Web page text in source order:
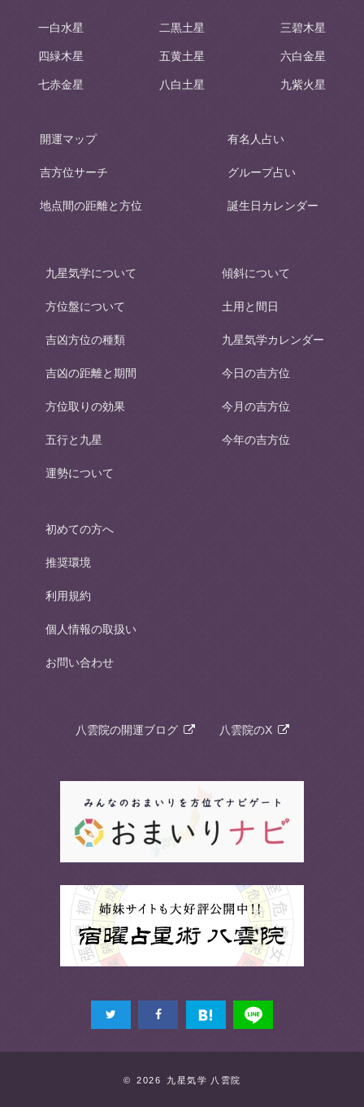
一白水星 二黒土星 三碧木星
四緑木星 五黄土星 六白金星
七赤金星 八白土星 九紫火星
開運マップ
吉方位サーチ
地点間の距離と方位
有名人占い
グループ占い
誕生日カレンダー
九星気学について
方位盤について
吉凶方位の種類
吉凶の距離と期間
方位取りの効果
五行と九星
運勢について
傾斜について
土用と間日
九星気学カレンダー
今日の吉方位
今月の吉方位
今年の吉方位
初めての方へ
推奨環境
利用規約
個人情報の取扱い
お問い合わせ
八雲院の開運ブログ 八雲院のX
© 2026 九星気学 八雲院